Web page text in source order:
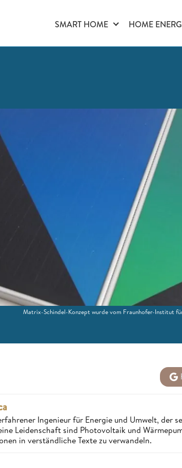
SMART HOME HOME
Matrix-Schindel-Konzept wurde vom Fraunhofer-Institut
Ingenieur für Energie und Umwelt, der
Leidenschaft sind Photovoltaik und
in verständliche Texte zu verwandeln.